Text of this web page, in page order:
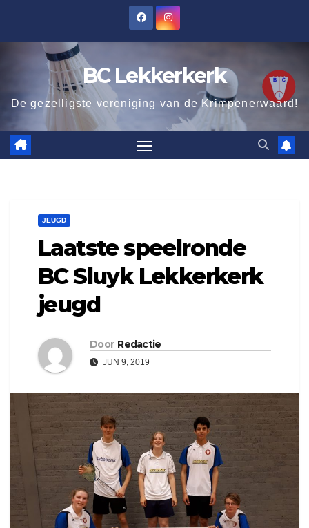
BC Lekkerkerk
De gezelligste vereniging van de Krimpenerwaard!
JEUGD
Laatste speelronde
BC Sluyk Lekkerkerk
jeugd
Door Redactie
JUN 9, 2019